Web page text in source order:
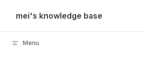
Skip to content
mei's knowledge base
Menu